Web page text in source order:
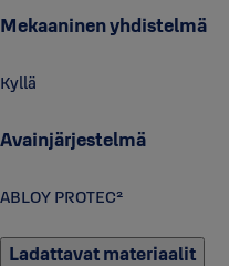
Mekaaninen yhdistelmä
Kyllä
Avainjärjestelmä
ABLOY PROTEC²
Ladattavat materiaalit